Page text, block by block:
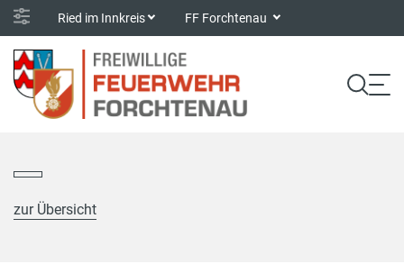
Ried im Innkreis FF Forchtenau
zur Übersicht